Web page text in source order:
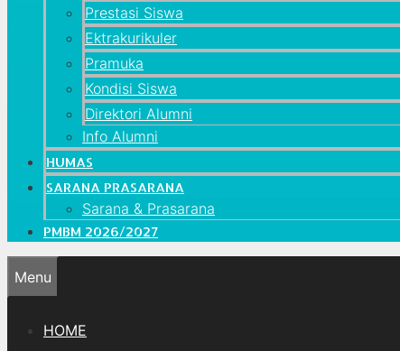
Prestasi Siswa
Ektrakurikuler
Pramuka
Kondisi Siswa
Direktori Alumni
Info Alumni
HUMAS
SARANA PRASARANA
Sarana & Prasarana
PMBM 2026/2027
Menu
HOME